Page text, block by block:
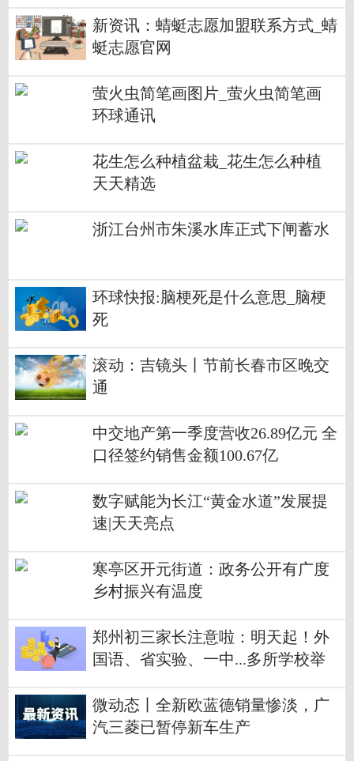
新资讯：蜻蜓志愿加盟联系方式_蜻
蜓志愿官网
萤火虫简笔画图片_萤火虫简笔画
环球通讯
花生怎么种植盆栽_花生怎么种植
天天精选
浙江台州市朱溪水库正式下闸蓄水
环球快报:脑梗死是什么意思_脑梗
死
滚动：吉镜头丨节前长春市区晚交
通
中交地产第一季度营收26.89亿元 全
口径签约销售金额100.67亿
数字赋能为长江“黄金水道”发展提
速|天天亮点
寒亭区开元街道：政务公开有广度
乡村振兴有温度
郑州初三家长注意啦：明天起！外
国语、省实验、一中...多所学校举
微动态丨全新欧蓝德销量惨淡，广
汽三菱已暂停新车生产